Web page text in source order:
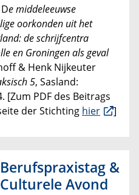
e middeleeuwse
oorkonden uit het
de schrijfcentra
en Groningen als geval
& Henk Nijkeuter
5, Sasland:
[Zum PDF des Beitrags
der Stichting hier ]
Berufspraxistag &
Culturele Avond